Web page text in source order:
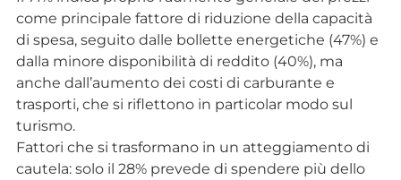
come principale fattore di riduzione della capacità
di spesa, seguito dalle bollette energetiche (47%) e
dalla minore disponibilità di reddito (40%), ma
anche dall’aumento dei costi di carburante e
trasporti, che si riflettono in particolar modo sul
turismo.
Fattori che si trasformano in un atteggiamento di
cautela: solo il 28% prevede di spendere più dello